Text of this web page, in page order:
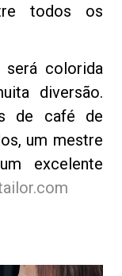
todos os
será colorida
diversão.
de café de
um mestre
excelente